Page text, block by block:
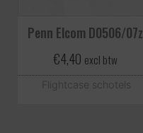
Penn Elcom D0506/07z
€4,40 excl btw
Flightcase schotels